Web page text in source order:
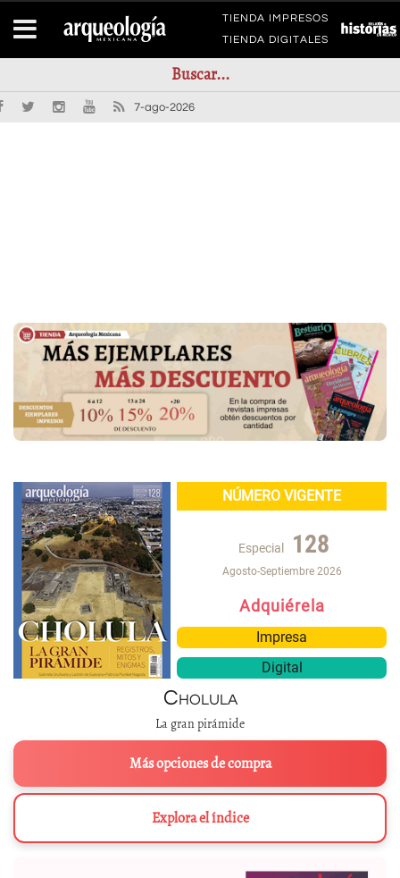
TIENDA IMPRESOS
TIENDA DIGITALES
7-ago-2026
NÚMERO VIGENTE
Especial 128
Agosto-Septiembre 2026
Adquiérela
Impresa
Digital
Cholula
La gran pirámide
Más opciones de compra
Explora el índice